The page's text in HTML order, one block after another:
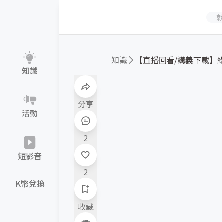
知識
活動
短影音
K幣兌換
分享
2
2
收藏
知識 【直播回看/講義下載】